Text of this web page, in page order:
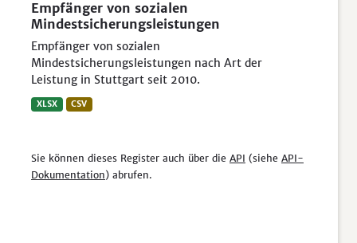
Empfänger von sozialen
Mindestsicherungsleistungen
Empfänger von sozialen
Mindestsicherungsleistungen nach Art der
Leistung in Stuttgart seit 2010.
XLSX CSV
Sie können dieses Register auch über die API (siehe API-
Dokumentation) abrufen.